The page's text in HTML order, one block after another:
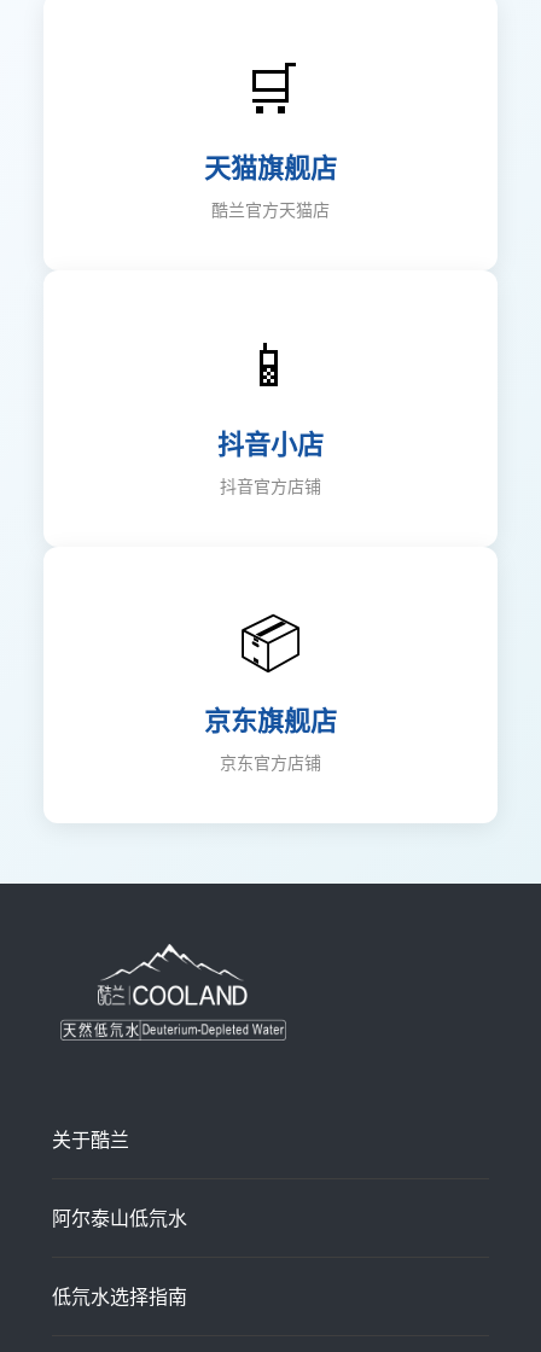
🛒
天猫旗舰店
酷兰官方天猫店
📱
抖音小店
抖音官方店铺
📦
京东旗舰店
京东官方店铺
关于酷兰
阿尔泰山低氘水
低氘水选择指南